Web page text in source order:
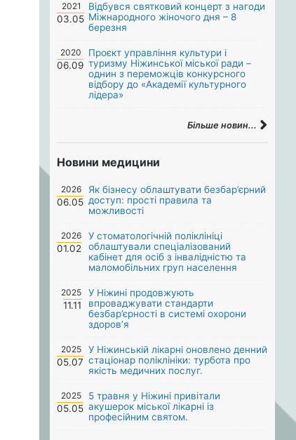
2021
03.05
Відбувся святковий концерт з нагоди
Міжнародного жіночого дня – 8
березня
2020
06.09
Проєкт управління культури і
туризму Ніжинської міської ради –
однин з переможців конкурсного
відбору до «Академії культурного
лідера»
Більше новин...
Новини медицини
2026
06.05
Як бізнесу облаштувати безбар’єрний
доступ: прості правила та
можливості
2026
01.02
У стоматологічній поліклініці
облаштували спеціалізований
кабінет для осіб з інвалідністю та
маломобільних груп населення
2025
11.11
У Ніжині продовжують
впроваджувати стандарти
безбар’єрності в системі охорони
здоров’я
2025
05.07
У Ніжинській лікарні оновлено денний
стаціонар поліклініки: турбота про
якість медичних послуг.
2025
05.05
5 травня у Ніжині привітали
акушерок міської лікарні із
професійним святом.